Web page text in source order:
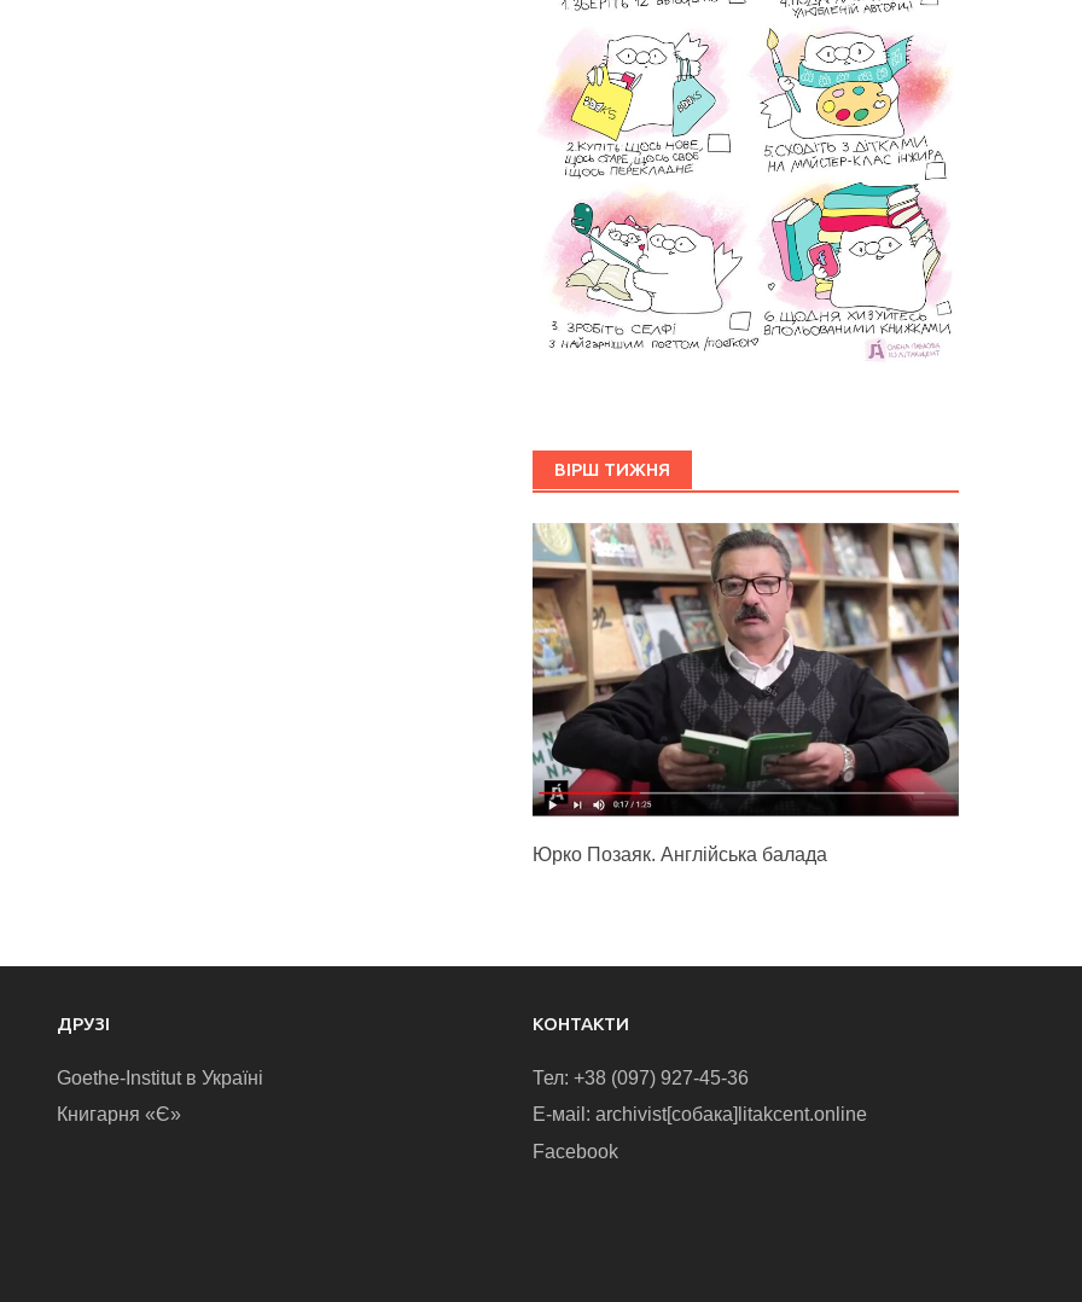
ВІРШ ТИЖНЯ
Юрко Позаяк. Англійська балада
ДРУЗІ
Goethe-Institut в Україні
Книгарня «Є»
КОНТАКТИ
Тел: +38 (097) 927-45-36
E-маіl: archivist[собака]litakcent.online
Facebook